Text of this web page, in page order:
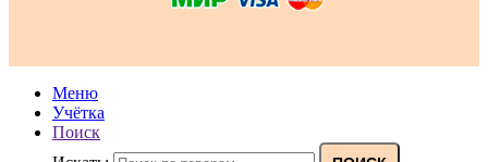
Меню
Учётка
Поиск